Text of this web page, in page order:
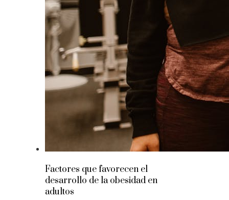
Factores que favorecen el
desarrollo de la obesidad en
adultos